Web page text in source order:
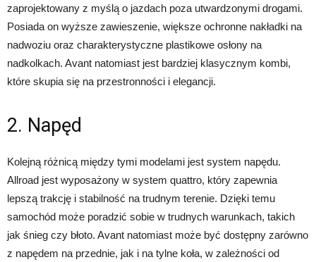
zaprojektowany z myślą o jazdach poza utwardzonymi drogami.
Posiada on wyższe zawieszenie, większe ochronne nakładki na
nadwoziu oraz charakterystyczne plastikowe osłony na
nadkolkach. Avant natomiast jest bardziej klasycznym kombi,
które skupia się na przestronności i elegancji.
2. Napęd
Kolejną różnicą między tymi modelami jest system napędu.
Allroad jest wyposażony w system quattro, który zapewnia
lepszą trakcję i stabilność na trudnym terenie. Dzięki temu
samochód może poradzić sobie w trudnych warunkach, takich
jak śnieg czy błoto. Avant natomiast może być dostępny zarówno
z napędem na przednie, jak i na tylne koła, w zależności od